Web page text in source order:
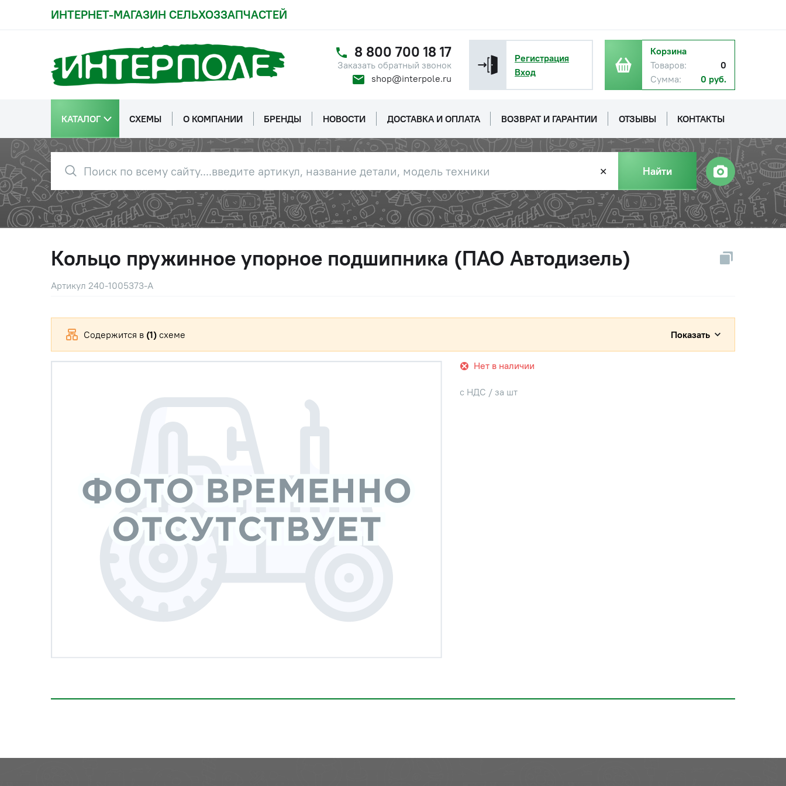
ИНТЕРНЕТ-МАГАЗИН СЕЛЬХОЗЗАПЧАСТЕЙ
8 800 700 18 17
Заказать обратный звонок
shop@interpole.ru
Регистрация
Вход
Корзина
Товаров:
0
Сумма:
0 руб.
КАТАЛОГ СХЕМЫ О КОМПАНИИ БРЕНДЫ НОВОСТИ ДОСТАВКА И ОПЛАТА ВОЗВРАТ И ГАРАНТИИ ОТЗЫВЫ КОНТАКТЫ
✕ Найти
Кольцо пружинное упорное подшипника (ПАО Автодизель)
Артикул 240-1005373-А
Нет в наличии
с НДС / за шт
Содержится в (1) схеме Показать